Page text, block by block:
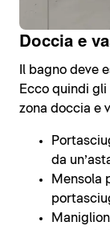
Doccia e
Il bagno deve
Ecco quindi
zona doccia e
da
Mensola